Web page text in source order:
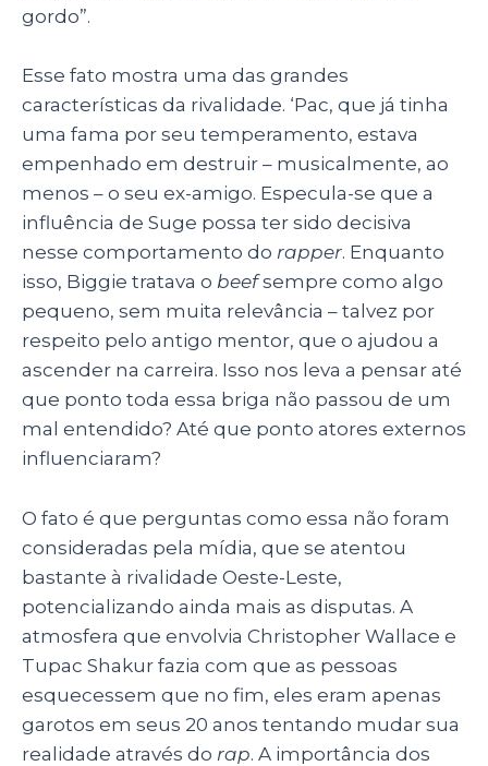
gordo”.
Esse fato mostra uma das grandes
características da rivalidade. ‘Pac, que já tinha
uma fama por seu temperamento, estava
empenhado em destruir – musicalmente, ao
menos – o seu ex-amigo. Especula-se que a
influência de Suge possa ter sido decisiva
nesse comportamento do rapper. Enquanto
isso, Biggie tratava o beefsempre como algo
pequeno, sem muita relevância – talvez por
respeito pelo antigo mentor, que o ajudou a
ascender na carreira. Isso nos leva a pensar até
que ponto toda essa briga não passou de um
mal entendido? Até que ponto atores externos
influenciaram?
O fato é que perguntas como essa não foram
consideradas pela mídia, que se atentou
bastante à rivalidade Oeste-Leste,
potencializando ainda mais as disputas. A
atmosfera que envolvia Christopher Wallace e
Tupac Shakur fazia com que as pessoas
esquecessem que no fim, eles eram apenas
garotos em seus 20 anos tentando mudar sua
realidade através do rap. A importância dos